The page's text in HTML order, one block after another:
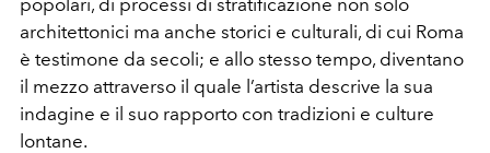
architettonici ma anche storici e culturali, di cui Roma
è testimone da secoli; e allo stesso tempo, diventano
il mezzo attraverso il quale l’artista descrive la sua
indagine e il suo rapporto con tradizioni e culture
lontane.